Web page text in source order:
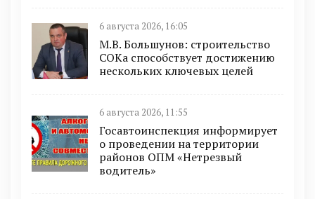
6 августа 2026, 16:05
М.В. Большунов: строительство
СОКа способствует достижению
нескольких ключевых целей
6 августа 2026, 11:55
Госавтоинспекция информирует
о проведении на территории
районов ОПМ «Нетрезвый
водитель»